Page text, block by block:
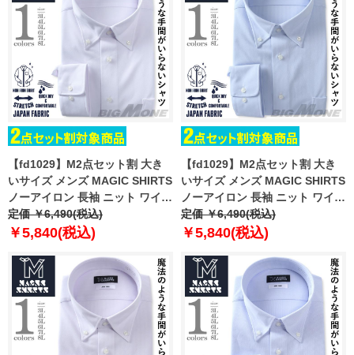
【fd1029】M2点セット割 大き
いサイズ メンズ MAGIC SHIRTS
ノーアイロン 長袖 ニット ワイシ
ャツ ボタンダウン 吸水速乾 スト
レッチ 日本製生地使用 ewma99-
定価 ￥6,490(税込)
￥5,840(税込)
【fd1029】M2点セット割 大き
いサイズ メンズ MAGIC SHIRTS
ノーアイロン 長袖 ニット ワイシ
ャツ ボタンダウン 吸水速乾 スト
レッチ 日本製生地使用 ewma99-
定価 ￥6,490(税込)
￥5,840(税込)